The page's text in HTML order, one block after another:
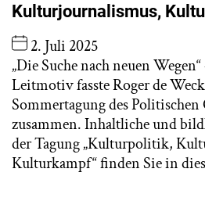
Kulturjournalismus,
2. Juli 2025
„Die Suche nach neuen
Leitmotiv fasste Roger de
Sommertagung des
zusammen. Inhaltliche und
der Tagung „Kulturpolitik,
Kulturkampf“ finden Sie in